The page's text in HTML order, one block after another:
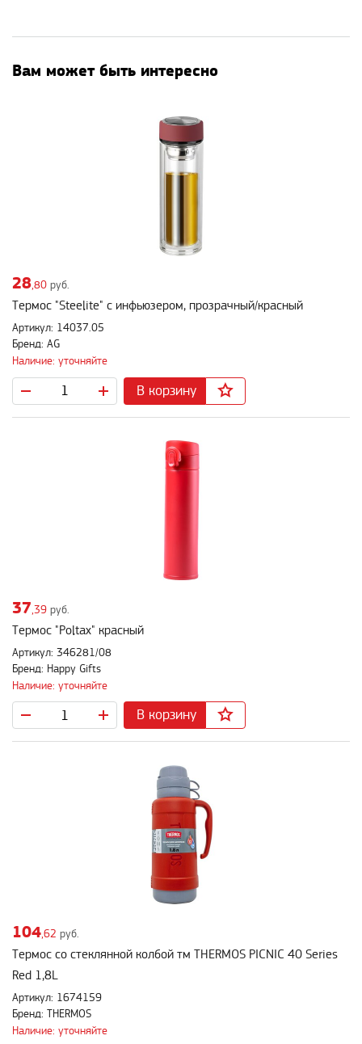
Вам может быть интересно
28,80 руб.
Термос "Steelite" с инфьюзером, прозрачный/красный
Артикул: 14037.05
Бренд: AG
Наличие: уточняйте
В корзину
37 ,39 руб.
Термос "Poltax" красный
Артикул: 346281/08
Бренд: Happy Gifts
Наличие: уточняйте
В корзину
104,62 руб.
Термос со стеклянной колбой тм THERMOS PICNIC 40 Series
Red 1,8L
Артикул: 1674159
Бренд: THERMOS
Наличие: уточняйте